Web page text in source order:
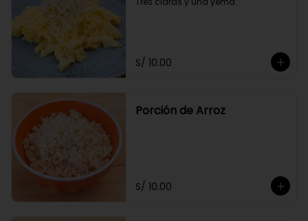
S/ 10.00
Porción de Arroz
S/ 10.00